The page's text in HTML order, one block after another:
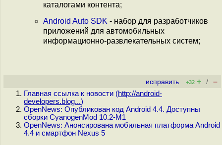
каталогами контента;
Android Auto SDK - набор для разработчиков
приложений для автомобильных
информационно-развлекательных систем;
исправить +32 + / –
Главная ссылка к новости (http://android-
developers.blog...)
OpenNews: Опубликован код Android 4.4. Доступны
сборки CyanogenMod 10.2-M1
OpenNews: Анонсирована мобильная платформа Android
4.4 и смартфон Nexus 5